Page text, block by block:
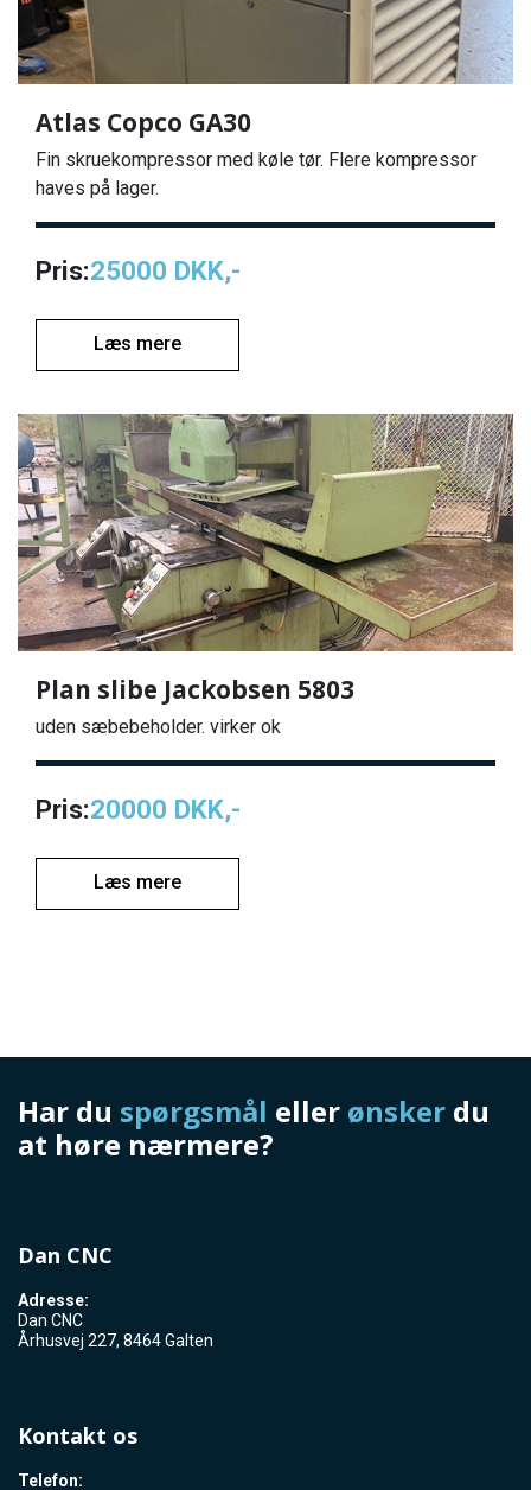
Atlas Copco GA30
Fin skruekompressor med køle tør. Flere kompressor
haves på lager.
Pris:25000 DKK,-
Læs mere
Plan slibe Jackobsen 5803
uden sæbebeholder. virker ok
Pris:20000 DKK,-
Læs mere
Har du spørgsmål eller ​ønsker du
at høre nærmere?
Dan CNC
Adresse:
Dan CNC
Århusvej 227, 8464 Galten
Kontakt os
Telefon: